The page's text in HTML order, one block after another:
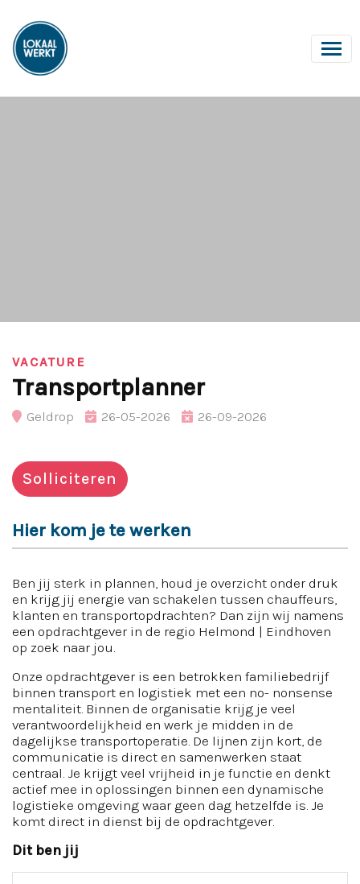
VACATURE
Transportplanner
Geldrop 26-05-2026 26-09-2026
Solliciteren
Hier kom je te werken
Ben jij sterk in plannen, houd je overzicht onder druk
en krijg jij energie van schakelen tussen chauffeurs,
klanten en transportopdrachten? Dan zijn wij namens
een opdrachtgever in de regio Helmond | Eindhoven
op zoek naar jou.
Onze opdrachtgever is een betrokken familiebedrijf
binnen transport en logistiek met een no- nonsense
mentaliteit. Binnen de organisatie krijg je veel
verantwoordelijkheid en werk je midden in de
dagelijkse transportoperatie. De lijnen zijn kort, de
communicatie is direct en samenwerken staat
centraal. Je krijgt veel vrijheid in je functie en denkt
actief mee in oplossingen binnen een dynamische
logistieke omgeving waar geen dag hetzelfde is. Je
komt direct in dienst bij de opdrachtgever.
Dit ben jij